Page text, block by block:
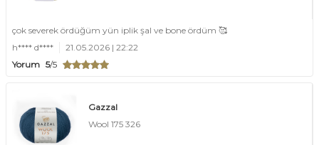
çok severek ördüğüm yün iplik şal ve bone ördüm 🥰
h**** d****
21.05.2026 | 22:22
Yorum 5/5
Gazzal
Wool 175 326